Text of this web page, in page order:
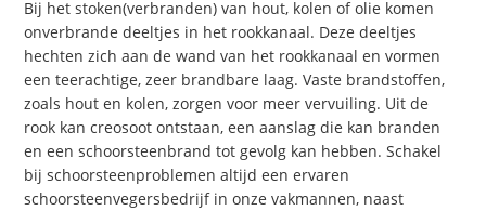
Bij het stoken(verbranden) van hout, kolen of olie komen
onverbrande deeltjes in het rookkanaal. Deze deeltjes
hechten zich aan de wand van het rookkanaal en vormen
een teerachtige, zeer brandbare laag. Vaste brandstoffen,
zoals hout en kolen, zorgen voor meer vervuiling. Uit de
rook kan creosoot ontstaan, een aanslag die kan branden
en een schoorsteenbrand tot gevolg kan hebben. Schakel
bij schoorsteenproblemen altijd een ervaren
schoorsteenvegersbedrijf in onze vakmannen, naast